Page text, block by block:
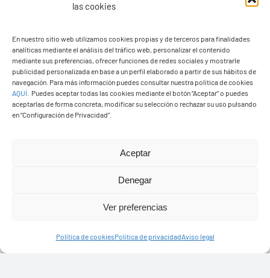
las cookies
En nuestro sitio web utilizamos cookies propias y de terceros para finalidades
analíticas mediante el análisis del tráfico web, personalizar el contenido
mediante sus preferencias, ofrecer funciones de redes sociales y mostrarle
publicidad personalizada en base a un perfil elaborado a partir de sus hábitos de
navegación. Para más información puedes consultar nuestra política de cookies
AQUÍ
Puedes aceptar todas las cookies mediante el botón “Aceptar” o puedes
aceptarlas de forma concreta, modificar su selección o rechazar su uso pulsando
en “Configuración de Privacidad”.
Aceptar
Denegar
Ver preferencias
Política de cookiesPolítica de privacidadAviso legal
Ayuntamiento de Yaiza
Pza. de Los Remedios, 1
35570 – Yaiza
Tel:928 83 62 20
derechos reservads
Diseño web Solucionet.com&Cibernatural